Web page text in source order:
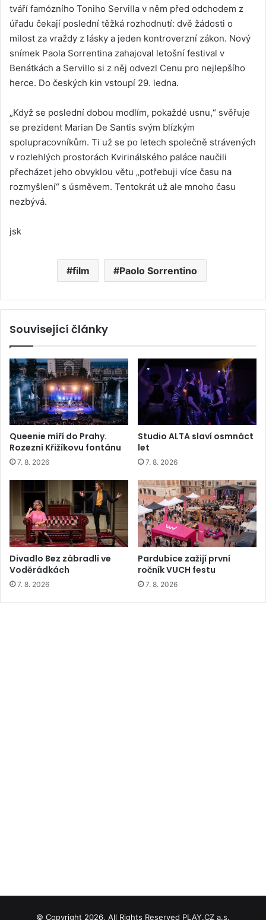
tváří famózního Toniho Servilla v něm před odchodem z
úřadu čekají poslední těžká rozhodnutí: dvě žádosti o
milost za vraždy z lásky a jeden kontroverzní zákon. Nový
snímek Paola Sorrentina zahajoval letošní festival v
Benátkách a Servillo si z něj odvezl Cenu pro nejlepšího
herce. Do českých kin vstoupí 29. ledna.
„Když se poslední dobou modlím, pokaždé usnu,“ svěřuje
se prezident Marian De Santis svým blízkým
spolupracovníkům. Ti už se po letech společně strávených
v rozlehlých prostorách Kvirinálského paláce naučili
přecházet jeho obvyklou větu „potřebuji více času na
rozmyšlení“ s úsměvem. Tentokrát už ale mnoho času
nezbývá.
jsk
film Paolo Sorrentino
Související články
Queenie míří do Prahy.
Rozezní Křižíkovu fontánu
7. 8. 2026
Studio ALTA slaví osmnáct
let
7. 8. 2026
Divadlo Bez zábradlí ve
Voděrádkách
7. 8. 2026
Pardubice zažijí první
ročník VUCH festu
7. 8. 2026
© Copyright 2026, All Rights Reserved PLAY.CZ a.s.